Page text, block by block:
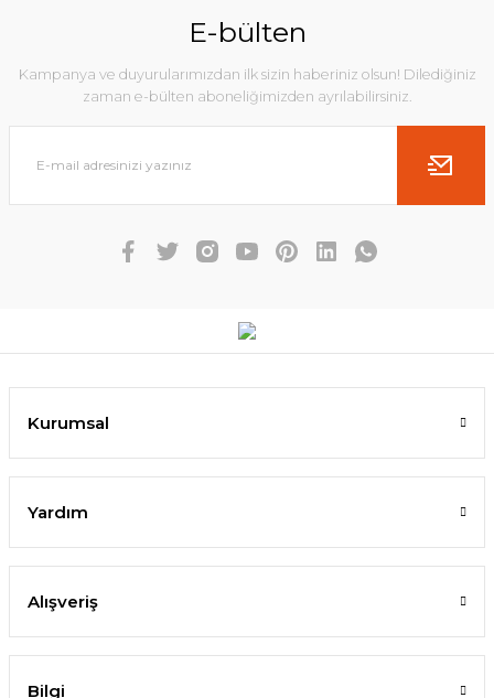
E-bülten
Kampanya ve duyurularımızdan ilk sizin haberiniz olsun! Dilediğiniz
zaman e-bülten aboneliğimizden ayrılabilirsiniz.
Kurumsal
Yardım
Alışveriş
Bilgi